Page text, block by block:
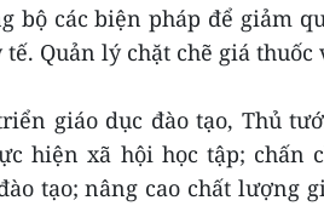
bộ các biện pháp để giảm
tế. Quản lý chặt chẽ giá
giáo dục đào tạo, Thủ
hiện xã hội học tập; chấn
tạo; nâng cao chất lượng